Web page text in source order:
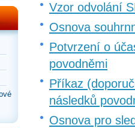
Vzor odvolání
Osnova
Potvrzení o
povodněmi
Příkaz
následků
Osnova pro